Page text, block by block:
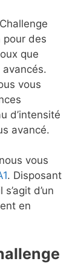
pour des
que
vous
d’intensité
avancé.
vous
. Disposant
d’un
en